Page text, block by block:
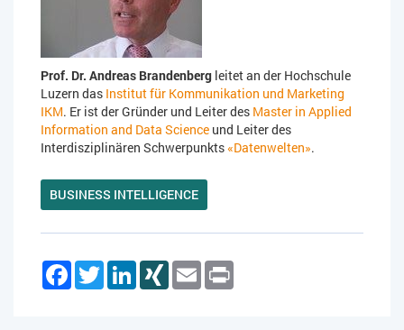
Prof. Dr. Andreas Brandenberg leitet an der Hochschule
Luzern das Institut für Kommunikation und Marketing
IKM. Er ist der Gründer und Leiter des Master in Applied
Information and Data Science und Leiter des
Interdisziplinären Schwerpunkts«Datenwelten».
BUSINESS INTELLIGENCE
FacebookTwitterLinkedInXING Email